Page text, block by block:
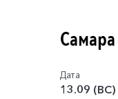
Самара
Дата
13.09 (ВС)